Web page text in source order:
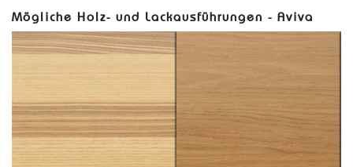
Mögliche Holz- und Lackausführungen - Aviva